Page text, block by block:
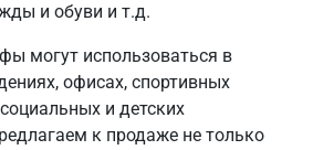
и обуви и т.д.
могут использоваться в
офисах, спортивных
и детских
к продаже не только